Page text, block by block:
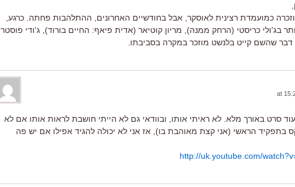
כמועמדת רצינית לאוסקר, אבל בחודשיים האחרונים, ההתלהבות פחתה. כרגע,
בג'ולי כריסטי (הרחק ממנה), מריון קוטיאר (אדית פיאף: החיים בורוד), ג'ודי פוסטר
שהשם קייט בלנשט מוזכר במקרה בסביבתו.
עוד סרט באורך מלא. לא ראיתי אותו, ובוודאי גם לא הייתי חושבת לראות אותו אם לא
בתפקיד הראשי (אני קצת מאוהבת בו), אז אני לא יכולה להגיד אפילו אם יש פה
http://uk.youtube.com/